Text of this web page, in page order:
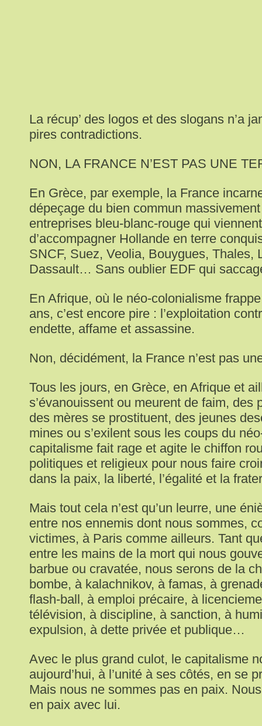
La récup’ des logos et des slogans n’a
pires contradictions.
NON, LA FRANCE N’EST PAS UNE
En Grèce, par exemple, la France
dépeçage du bien commun
entreprises bleu-blanc-rouge qui
d’accompagner Hollande en terre
SNCF, Suez, Veolia, Bouygues, Thales,
Dassault… Sans oublier EDF qui
En Afrique, où le néo-colonialisme
ans, c’est encore pire : l’exploitation
endette, affame et assassine.
Non, décidément, la France n’est pas
Tous les jours, en Grèce, en Afrique et
s’évanouissent ou meurent de faim, des
des mères se prostituent, des jeunes
mines ou s’exilent sous les coups du
capitalisme fait rage et agite le chiffon
politiques et religieux pour nous faire
dans la paix, la liberté, l’égalité et la
Mais tout cela n’est qu’un leurre, une
entre nos ennemis dont nous sommes,
victimes, à Paris comme ailleurs. Tant
entre les mains de la mort qui nous
barbue ou cravatée, nous serons de la
bombe, à kalachnikov, à famas, à
flash-ball, à emploi précaire, à
télévision, à discipline, à sanction, à
expulsion, à dette privée et publique…
Avec le plus grand culot, le capitalisme
aujourd’hui, à l’unité à ses côtés, en se
Mais nous ne sommes pas en paix.
en paix avec lui.